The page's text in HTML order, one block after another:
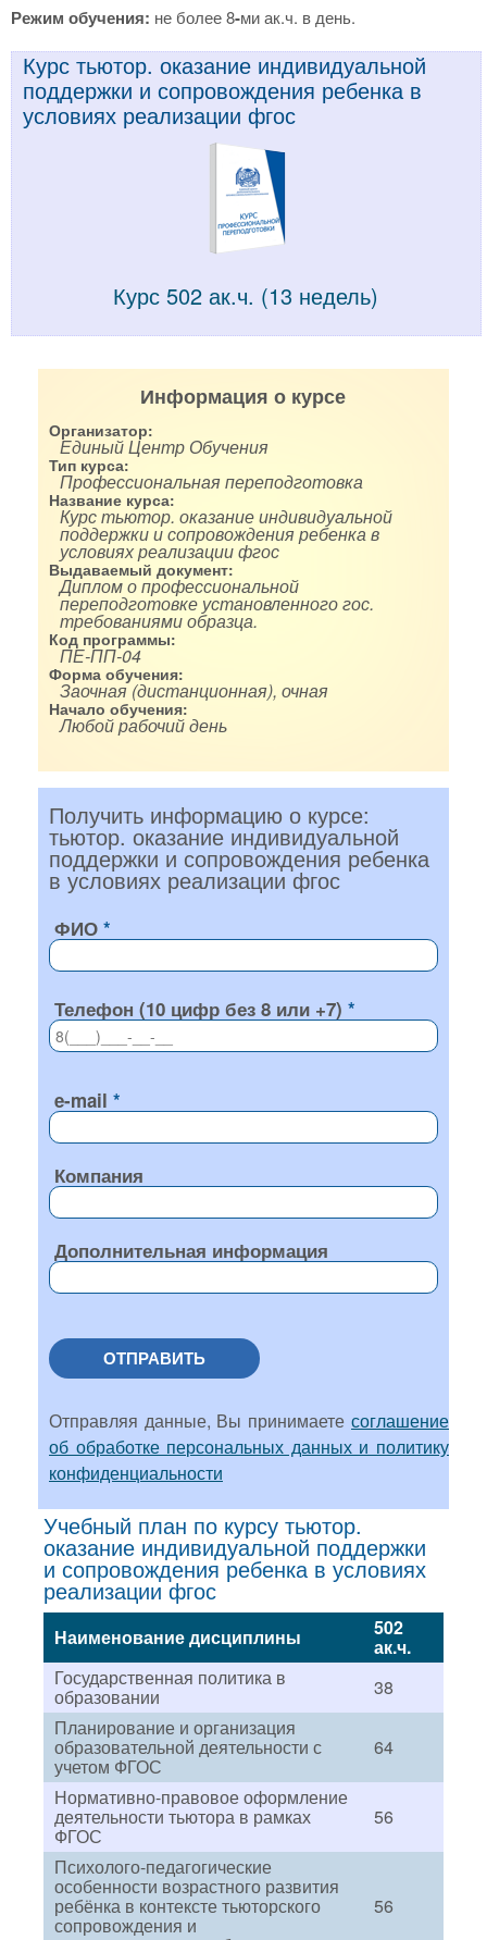
Режим обучения: не более 8-ми ак.ч. в день.
Курс тьютор. оказание индивидуальной
поддержки и сопровождения ребенка в
условиях реализации фгос
Курс 502 ак.ч. (13 недель)
Информация о курсе
Организатор:
Единый Центр Обучения
Тип курса:
Профессиональная переподготовка
Название курса:
Курс тьютор. оказание индивидуальной
поддержки и сопровождения ребенка в
условиях реализации фгос
Выдаваемый документ:
Диплом о профессиональной
переподготовке установленного гос.
требованиями образца.
Код программы:
ПЕ-ПП-04
Форма обучения:
Заочная (дистанционная), очная
Начало обучения:
Любой рабочий день
Получить информацию о курсе:
тьютор. оказание индивидуальной
поддержки и сопровождения ребенка
в условиях реализации фгос
ФИО
Телефон (10 цифр без 8 или +7)
e-mail
Компания
Дополнительная информация
ОТПРАВИТЬ
Отправляя данные, Вы принимаете соглашение
об обработке персональных данных и политику
конфиденциальности
Учебный план по курсу тьютор.
оказание индивидуальной поддержки
и сопровождения ребенка в условиях
реализации фгос
Наименование дисциплины 502
ак.ч.
Государственная политика в
образовании
38
Планирование и организация
образовательной деятельности с
учетом ФГОС
64
Нормативно-правовое оформление
деятельности тьютора в рамках
ФГОС
56
Психолого-педагогические
особенности возрастного развития
ребёнка в контексте тьюторского
сопровождения и
56